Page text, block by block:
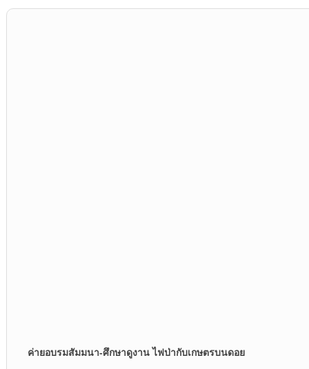
ค่ายอบรมสัมมนา-ศึกษาดูงาน ไฟป่ากับเกษตรบนดอย